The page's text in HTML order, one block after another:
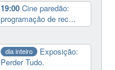
19:00Cine paredão:
programação de rec...
dia inteiro
Exposição:
Perder Tudo.